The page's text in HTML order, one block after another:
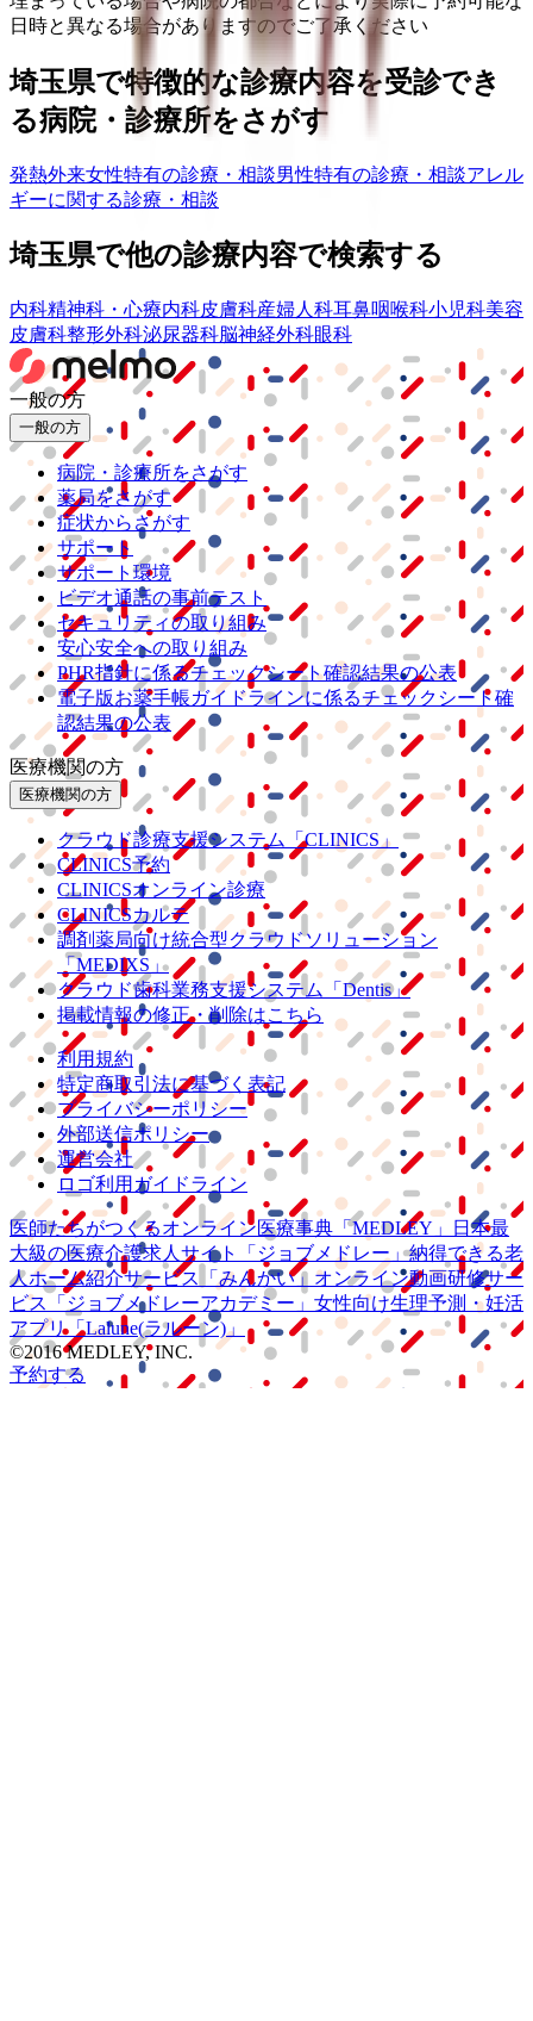
日時と異なる場合がありますのでご了承ください
埼玉県で特徴的な診療内容を受診でき
る病院・診療所をさがす
発熱外来女性特有の診療・相談男性特有の診療・相談アレル
ギーに関する診療・相談
埼玉県で他の診療内容で検索する
内科精神科・心療内科皮膚科産婦人科耳鼻咽喉科小児科美容
皮膚科整形外科泌尿器科脳神経外科眼科
一般の方
一般の方
病院・診療所をさがす
薬局をさがす
症状からさがす
サポート
サポート環境
ビデオ通話の事前テスト
セキュリティの取り組み
安心安全への取り組み
PHR指針に係るチェックシート確認結果の公表
電子版お薬手帳ガイドラインに係るチェックシート確
認結果の公表
医療機関の方
医療機関の方
クラウド診療支援システム
「CLINICS」
CLINICS予約
CLINICSオンライン診療
CLINICSカルテ
調剤薬局向け統合型クラウドソリューション
「MEDIXS」
クラウド歯科業務支援システム
「Dentis」
掲載情報の修正・削除はこちら
利用規約
特定商取引法に基づく表記
プライバシーポリシー
外部送信ポリシー
運営会社
ロゴ利用ガイドライン
医師たちがつくるオンライン医療事典 「MEDLEY」
日本最
大級の医療介護求人サイト 「ジョブメドレー」納得できる老
人ホーム紹介サービス
「みんかい」 オンライン動画研修サー
ビス
「ジョブメドレーアカデミー」 女性向け生理予測・妊活
アプリ「Lalune(ラルーン)」
©2016 MEDLEY, INC.
予約する